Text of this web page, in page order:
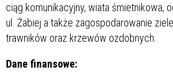
ciąg komunikacyjny, wiata śmietnikowa,
ul. Żabiej a także zagospodarowanie
trawników oraz krzewów ozdobnych.
Dane finansowe: